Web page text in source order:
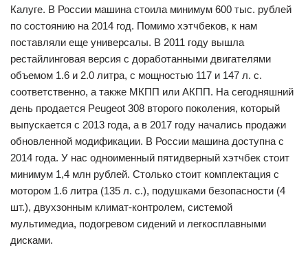
Калуге. В России машина стоила минимум 600 тыс. рублей
по состоянию на 2014 год. Помимо хэтчбеков, к нам
поставляли еще универсалы. В 2011 году вышла
рестайлинговая версия с доработанными двигателями
объемом 1.6 и 2.0 литра, с мощностью 117 и 147 л. с.
соответственно, а также МКПП или АКПП. На сегодняшний
день продается Peugeot 308 второго поколения, который
выпускается с 2013 года, а в 2017 году начались продажи
обновленной модификации. В России машина доступна с
2014 года. У нас одноименный пятидверный хэтчбек стоит
минимум 1,4 млн рублей. Столько стоит комплектация с
мотором 1.6 литра (135 л. с.), подушками безопасности (4
шт.), двухзонным климат-контролем, системой
мультимедиа, подогревом сидений и легкосплавными
дисками.